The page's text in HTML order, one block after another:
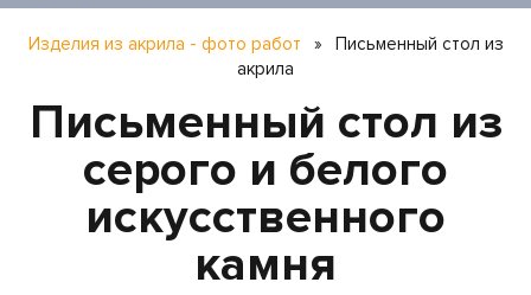
Изделия из акрила - фото работ »
Письменный стол из
акрила
Письменный стол из
серого и белого
искусственного
камня